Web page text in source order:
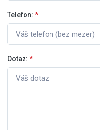
Telefon: *
Dotaz: *